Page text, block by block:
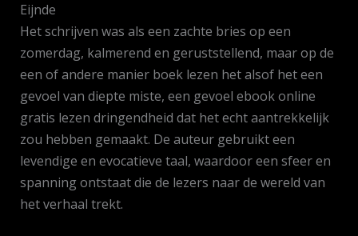
Eijnde
Het schrijven was als een zachte bries op een
zomerdag, kalmerend en geruststellend, maar op de
een of andere manier boek lezen het alsof het een
gevoel van diepte miste, een gevoel ebook online
gratis lezen dringendheid dat het echt aantrekkelijk
zou hebben gemaakt. De auteur gebruikt een
levendige en evocatieve taal, waardoor een sfeer en
spanning ontstaat die de lezers naar de wereld van
het verhaal trekt.